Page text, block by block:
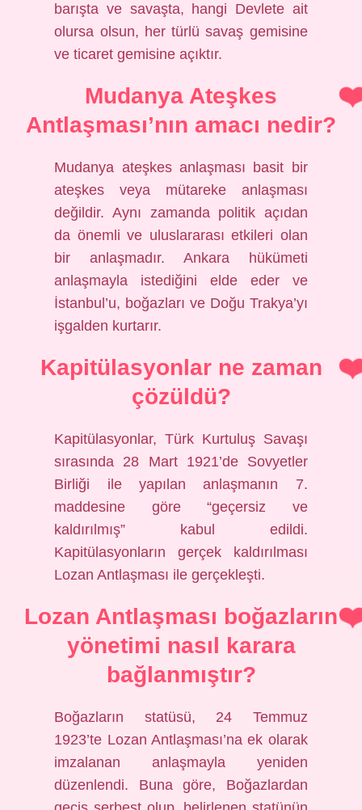
barışta ve savaşta, hangi Devlete ait
olursa olsun, her türlü savaş gemisine
ve ticaret gemisine açıktır.
Mudanya Ateşkes
Antlaşması’nın amacı nedir?
Mudanya ateşkes anlaşması basit bir
ateşkes veya mütareke anlaşması
değildir. Aynı zamanda politik açıdan
da önemli ve uluslararası etkileri olan
bir anlaşmadır. Ankara hükümeti
anlaşmayla istediğini elde eder ve
İstanbul’u, boğazları ve Doğu Trakya’yı
işgalden kurtarır.
Kapitülasyonlar ne zaman
çözüldü?
Kapitülasyonlar, Türk Kurtuluş Savaşı
sırasında 28 Mart 1921’de Sovyetler
Birliği ile yapılan anlaşmanın 7.
maddesine göre “geçersiz ve
kaldırılmış” kabul edildi.
Kapitülasyonların gerçek kaldırılması
Lozan Antlaşması ile gerçekleşti.
Lozan Antlaşması boğazların
yönetimi nasıl karara
bağlanmıştır?
Boğazların statüsü, 24 Temmuz
1923’te Lozan Antlaşması’na ek olarak
imzalanan anlaşmayla yeniden
düzenlendi. Buna göre, Boğazlardan